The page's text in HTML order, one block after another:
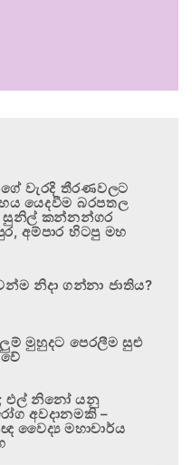
වැරදි තීරණවලට
යෙදවීම බරපතල
සුනිල් කන්නන්ගර
අම්පාර හිටපු මහ
නිදා ගන්නා ජාතිය?
මුහුදට පෙරලීම සුළු
එල් නිනෝ යනු
අවදානමකි –
වෛද්‍ය මහාචාර්ය